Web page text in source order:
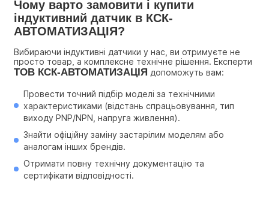
Чому варто замовити і купити
індуктивний датчик в КСК-
АВТОМАТИЗАЦІЯ?
Вибираючи індуктивні датчики у нас, ви отримуєте не
ТОВ КСК-АВТОМАТИЗАЦІЯ допоможуть вам:
Провести точний підбір моделі за технічними
характеристиками (відстань спрацьовування, тип
виходу PNP/NPN, напруга живлення).
Знайти офіційну заміну застарілим моделям або
аналогам інших брендів.
Отримати повну технічну документацію та
сертифікати відповідності.